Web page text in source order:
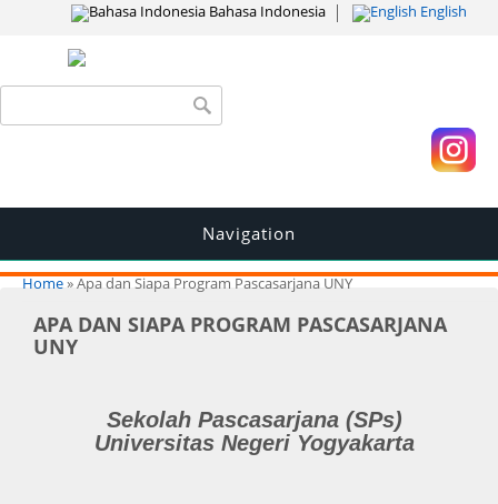
Bahasa Indonesia English
Search form
Navigation
You are here
Home» Apa dan Siapa Program Pascasarjana UNY
APA DAN SIAPA PROGRAM PASCASARJANA
UNY
Sekolah Pascasarjana (SPs)
Universitas Negeri Yogyakarta